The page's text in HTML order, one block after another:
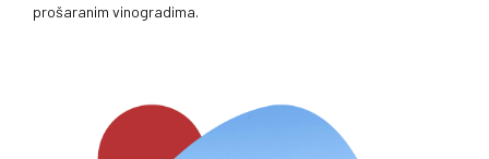
prošaranim vinogradima.